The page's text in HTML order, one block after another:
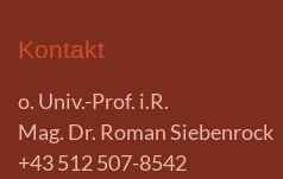
Kontakt
o. Univ.-Prof. i.R.
Mag. Dr. Roman Siebenrock
+43 512 507-8542